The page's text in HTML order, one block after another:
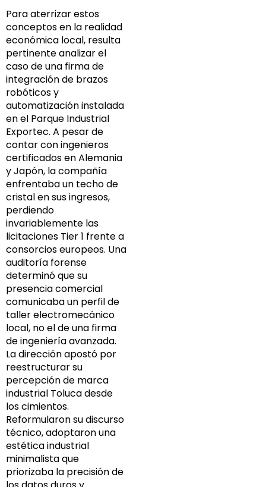
Para aterrizar estos
conceptos en la realidad
económica local, resulta
pertinente analizar el
caso de una firma de
integración de brazos
robóticos y
automatización instalada
en el Parque Industrial
Exportec. A pesar de
contar con ingenieros
certificados en Alemania
y Japón, la compañía
enfrentaba un techo de
cristal en sus ingresos,
perdiendo
invariablemente las
licitaciones Tier 1 frente a
consorcios europeos. Una
auditoría forense
determinó que su
presencia comercial
comunicaba un perfil de
taller electromecánico
local, no el de una firma
de ingeniería avanzada.
La dirección apostó por
reestructurar su
percepción de marca
industrial Toluca desde
los cimientos.
Reformularon su discurso
técnico, adoptaron una
estética industrial
minimalista que
priorizaba la precisión de